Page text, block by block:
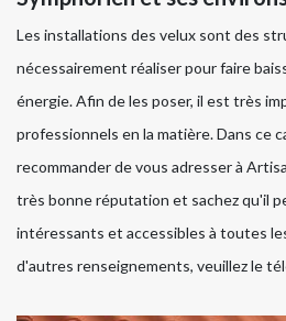
Les installations des velux sont des
nécessairement réaliser pour faire
énergie. Afin de les poser, il est très
professionnels en la matière. Dans ce
recommander de vous adresser à
très bonne réputation et sachez qu'il
intéressants et accessibles à toutes
d'autres renseignements, veuillez le